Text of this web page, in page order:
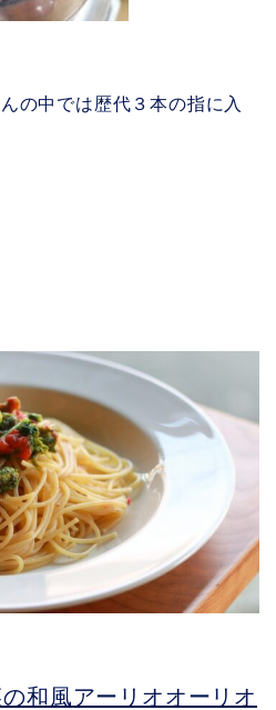
の中では歴代３本の指に入
和風アーリオオーリオ